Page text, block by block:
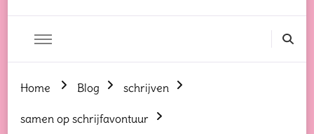
Home Blog schrijven
samen op schrijfavontuur